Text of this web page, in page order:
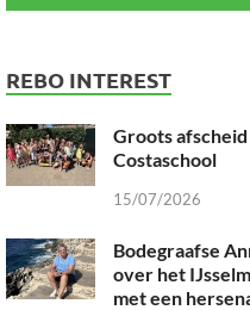
REBO INTEREST
Groots
Costaschool
15/07/2026
Bodegraafse
over het
met een